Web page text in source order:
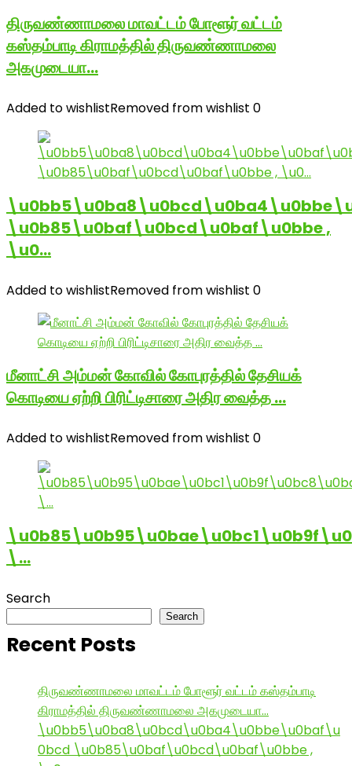
திருவண்ணாமலை மாவட்டம் போளூர் வட்டம்
கஸ்தம்பாடி கிராமத்தில் திருவண்ணாமலை
அகமுடையா…
Added to wishlistRemoved from wishlist 0
\u0b85\u0baf\u0bcd\u0baf\u0bbe ,
\u0…
Added to wishlistRemoved from wishlist 0
மீனாட்சி அம்மன் கோவில் கோபுரத்தில் தேசியக்
கொடியை ஏற்றி பிரிட்டிசாரை அதிர வைத்த …
Added to wishlistRemoved from wishlist 0
\…
Search
Search
Recent Posts
திருவண்ணாமலை மாவட்டம் போளூர் வட்டம் கஸ்தம்பாடி
கிராமத்தில் திருவண்ணாமலை அகமுடையா…
\u0bb5\u0ba8\u0bcd\u0ba4\u0bbe\u0baf\u
0bcd \u0b85\u0baf\u0bcd\u0baf\u0bbe ,